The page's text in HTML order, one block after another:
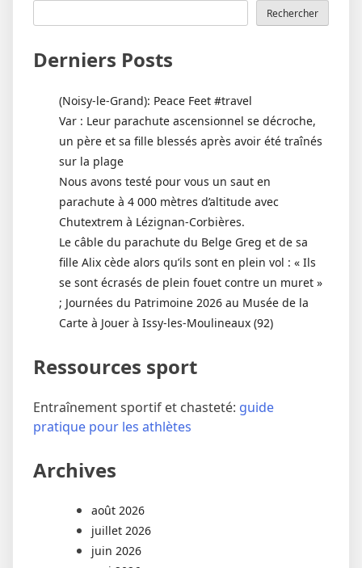
Rechercher
Derniers Posts
(Noisy-le-Grand): Peace Feet #travel
Var : Leur parachute ascensionnel se décroche,
un père et sa fille blessés après avoir été traînés
sur la plage
Nous avons testé pour vous un saut en
parachute à 4 000 mètres d’altitude avec
Chutextrem à Lézignan-Corbières.
Le câble du parachute du Belge Greg et de sa
fille Alix cède alors qu’ils sont en plein vol : « Ils
se sont écrasés de plein fouet contre un muret »
; Journées du Patrimoine 2026 au Musée de la
Carte à Jouer à Issy-les-Moulineaux (92)
Ressources sport
Entraînement sportif et chasteté: guide
pratique pour les athlètes
Archives
août 2026
juillet 2026
juin 2026